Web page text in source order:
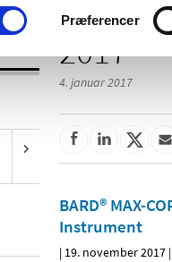
Præferencer
2017
4. januar 2017
BARD® MAX-
Instrument
| 19. november 2017 |